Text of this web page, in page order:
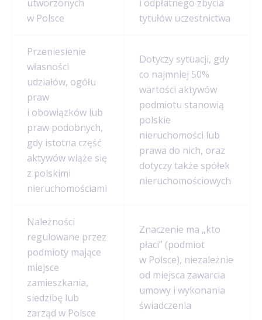
utworzonych
w Polsce
i odpłatnego zbycia
tytułów uczestnictwa
Przeniesienie
własności
udziałów, ogółu
praw
i obowiązków lub
praw podobnych,
gdy istotna część
aktywów wiąże się
z polskimi
nieruchomościami
Dotyczy sytuacji, gdy
co najmniej 50%
wartości aktywów
podmiotu stanowią
polskie
nieruchomości lub
prawa do nich, oraz
dotyczy także spółek
nieruchomościowych
Należności
regulowane przez
podmioty mające
miejsce
zamieszkania,
siedzibę lub
zarząd w Polsce
Znaczenie ma „kto
płaci” (podmiot
w Polsce), niezależnie
od miejsca zawarcia
umowy i wykonania
świadczenia